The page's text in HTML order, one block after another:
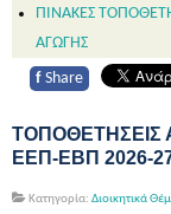
ΠΙΝΑΚΕΣ
ΑΓΩΓΗΣ
f Share
ΕΕΠ-ΕΒΠ 2026-
Κατηγορία: Διοικητικά